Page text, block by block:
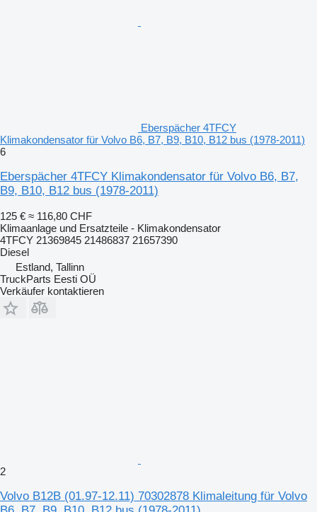
Eberspächer 4TFCY
Klimakondensator für Volvo B6, B7, B9, B10, B12 bus (1978-2011)
6
Eberspächer 4TFCY Klimakondensator für Volvo B6, B7,
B9, B10, B12 bus (1978-2011)
125 € ≈ 116,80 CHF
Klimaanlage und Ersatzteile - Klimakondensator
4TFCY 21369845 21486837 21657390
Diesel
Estland, Tallinn
TruckParts Eesti OÜ
Verkäufer kontaktieren
2
Volvo B12B (01.97-12.11) 70302878 Klimaleitung für Volvo